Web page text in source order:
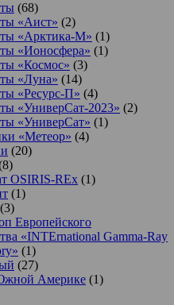
(68)
«Аист» (2)
«Арктика-М» (1)
«Ионосфера» (1)
«Космос» (3)
«Луна» (14)
«Ресурс-П» (4)
«УниверСат-2023» (2)
«УниверСат» (1)
«Метеор» (4)
(20)
OSIRIS-REx (1)
(1)
(3)
Европейского
«INTErnational Gamma-Ray
(1)
(27)
Америке (1)